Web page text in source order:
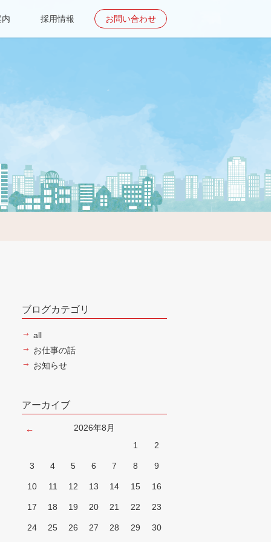
採用情報 お問い合わせ
ブログカテゴリ
all
お仕事の話
お知らせ
アーカイブ
2026年8月
1
2
3 4 5 6 7 8 9
10 11 12 13 14 15 16
17 18 19 20 21 22 23
24 25 26 27 28 29 30